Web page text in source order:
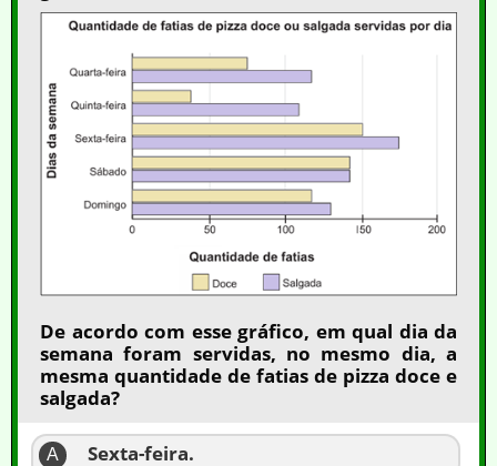
De acordo com esse gráfico, em qual dia da
semana foram servidas, no mesmo dia, a
mesma quantidade de fatias de pizza doce e
salgada?
A Sexta-feira.